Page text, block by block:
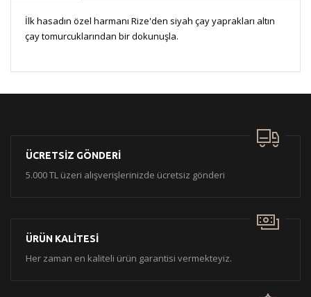
İlk hasadın özel harmanı Rize'den siyah çay yaprakları altın
çay tomurcuklarından bir dokunuşla.
ÜCRETSİZ GÖNDERİ
5.000 TL üzeri alışverişlerinizde ücretsiz gönderi
ÜRÜN KALİTESİ
Her zaman en kaliteli ürün garantisi vermekteyiz.